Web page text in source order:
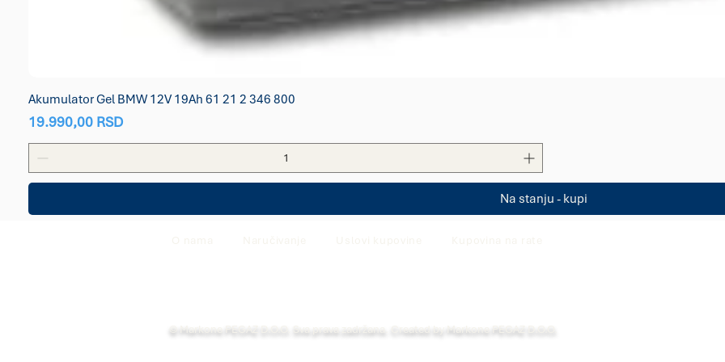
Akumulator Gel BMW 12V 19Ah 61 21 2 346 800
Price
19.990,00 RSD
Na stanju - kupi
© Markone PEGAZ D.O.O. Sva prava zadržana. Created by Markone PEGAZ D.O.O.